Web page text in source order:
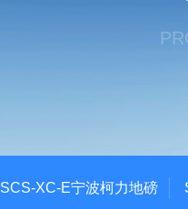
SCS-XC-E宁波柯力地磅